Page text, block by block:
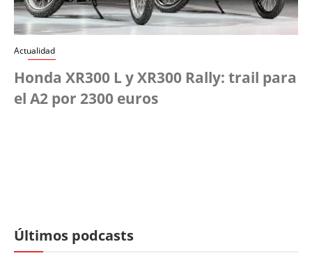
Actualidad
Honda XR300 L y XR300 Rally: trail para
el A2 por 2300 euros
Últimos podcasts